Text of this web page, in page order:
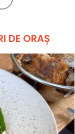
DE ORAȘ